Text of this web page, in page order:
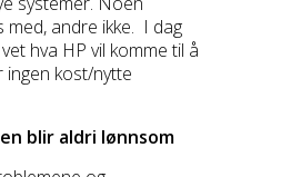
med, andre ikke. I dag
hva HP vil komme til å
ingen kost/nytte
blir aldri lønnsom